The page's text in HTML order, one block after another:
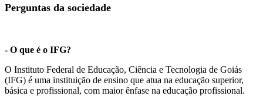
Perguntas da sociedade
- O que é o IFG?
O Instituto Federal de Educação, Ciência e Tecnologia de Goiás
(IFG) é uma instituição de ensino que atua na educação superior,
básica e profissional, com maior ênfase na educação profissional.